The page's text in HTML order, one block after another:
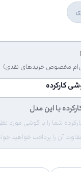
مخصوص خریدهای نقدی)
کارکرده
با این مدل
شما را با گوشی مورد
آن را پرداخت خواهید